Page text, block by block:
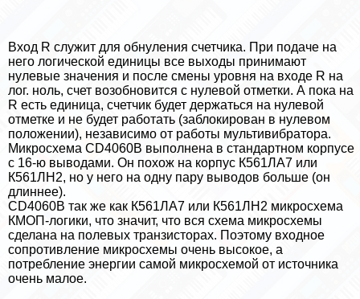
Вход R служит для обнуления счетчика. При подаче на
него логической единицы все выходы принимают
нулевые значения и после смены уровня на входе R на
лог. ноль, счет возобновится с нулевой отметки. А пока на
R есть единица, счетчик будет держаться на нулевой
отметке и не будет работать (заблокирован в нулевом
положении), независимо от работы мультивибратора.
Микросхема CD4060B выполнена в стандартном корпусе
с 16-ю выводами. Он похож на корпус К561ЛА7 или
К561ЛН2, но у него на одну пару выводов больше (он
длиннее).
CD4060B так же как К561ЛА7 или К561ЛН2 микросхема
КМОП-логики, что значит, что вся схема микросхемы
сделана на полевых транзисторах. Поэтому входное
сопротивление микросхемы очень высокое, а
потрeбление энергии самой микросхемой от источника
очень малое.